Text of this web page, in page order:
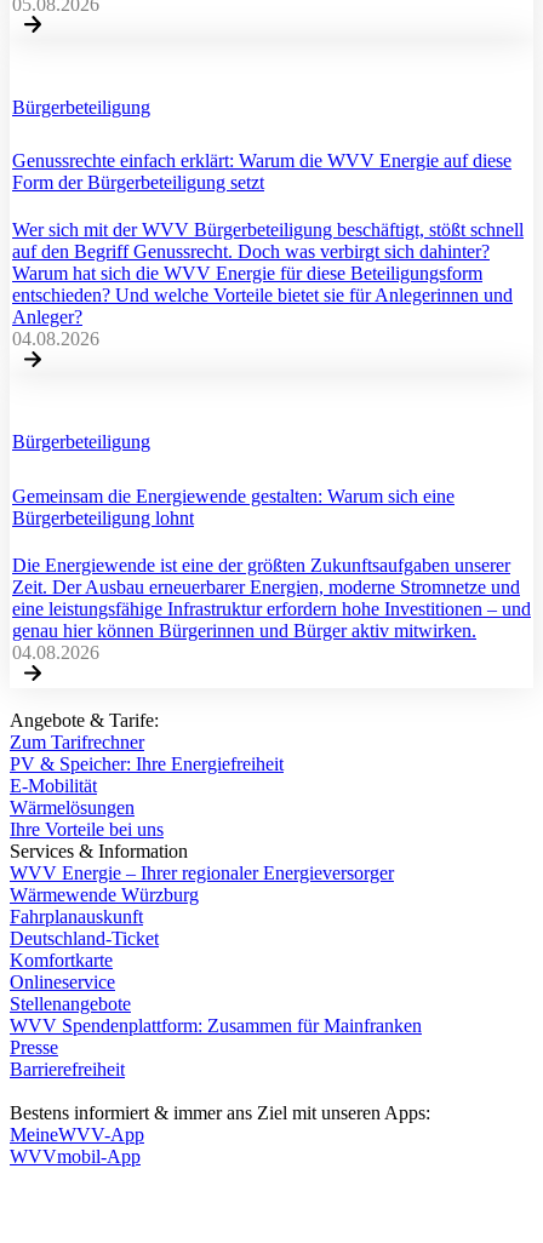
Bürgerbeteiligung
Genussrechte einfach erklärt: Warum die WVV Energie auf diese
Form der Bürgerbeteiligung setzt
Wer sich mit der WVV Bürgerbeteiligung beschäftigt, stößt schnell
auf den Begriff Genussrecht. Doch was verbirgt sich dahinter?
Warum hat sich die WVV Energie für diese Beteiligungsform
entschieden? Und welche Vorteile bietet sie für Anlegerinnen und
Anleger?
04.08.2026
Bürgerbeteiligung
Gemeinsam die Energiewende gestalten: Warum sich eine
Bürgerbeteiligung lohnt
Die Energiewende ist eine der größten Zukunftsaufgaben unserer
Zeit. Der Ausbau erneuerbarer Energien, moderne Stromnetze und
eine leistungsfähige Infrastruktur erfordern hohe Investitionen – und
genau hier können Bürgerinnen und Bürger aktiv mitwirken.
04.08.2026
Angebote & Tarife:
Zum Tarifrechner
PV & Speicher: Ihre Energiefreiheit
E-Mobilität
Wärmelösungen
Ihre Vorteile bei uns
Services & Information
WVV Energie – Ihrer regionaler Energieversorger
Wärmewende Würzburg
Fahrplanauskunft
Deutschland-Ticket
Komfortkarte
Onlineservice
Stellenangebote
WVV Spendenplattform: Zusammen für Mainfranken
Presse
Barrierefreiheit
Bestens informiert & immer ans Ziel mit unseren Apps:
MeineWVV-App
WVVmobil-App